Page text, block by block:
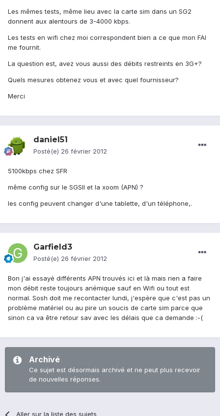
Les mêmes tests, même lieu avec la carte sim dans un SG2
donnent aux alentours de 3-4000 kbps.
Les tests en wifi chez moi correspondent bien a ce que mon FAI
me fournit.
La question est, avez vous aussi des débits restreints en 3G+?
Quels mesures obtenez vous et avec quel fournisseur?
Merci
daniel51
Posté(e) 26 février 2012
5100kbps chez SFR
même config sur le SGSII et la xoom (APN) ?
les config peuvent changer d'une tablette, d'un téléphone,.
Garfield3
Posté(e) 26 février 2012
Bon j'ai essayé différents APN trouvés ici et là mais rien a faire
mon débit reste toujours anémique sauf en Wifi ou tout est
normal. Sosh doit me recontacter lundi, j'espère que c'est pas un
problème matériel ou au pire un soucis de carte sim parce que
sinon ca va être retour sav avec les délais que ca demande :-(
Archivé
Ce sujet est désormais archivé et ne peut plus recevoir
de nouvelles réponses.
Aller sur la liste des sujets